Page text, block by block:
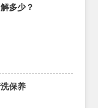
多少？
保养